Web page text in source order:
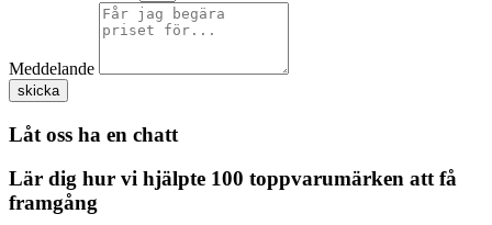
Meddelande
skicka
Låt oss ha en chatt
Lär dig hur vi hjälpte 100 toppvarumärken att få
framgång